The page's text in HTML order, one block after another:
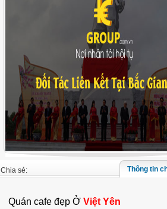
Thông tin
Quán cafe đẹp Ở Việt Yên
Chia sẻ: